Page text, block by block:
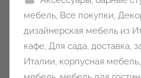
мебель, Все покупки,
дизайнерская мебель из
кафе, Для сада, доставка,
Италии, корпусная мебель,